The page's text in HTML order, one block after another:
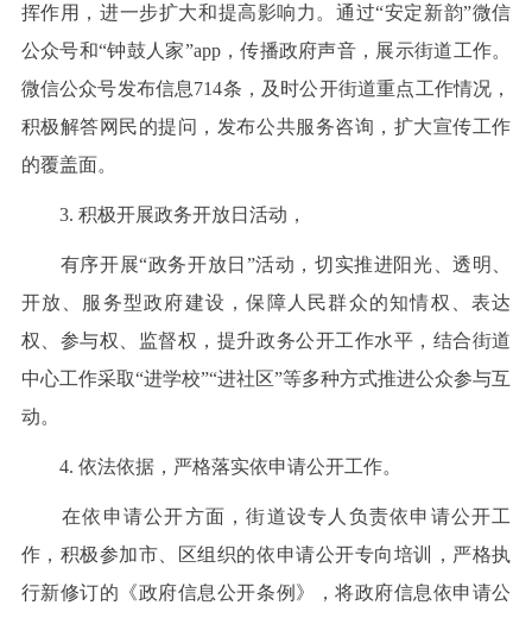
挥作用，进一步扩大和提高影响力。通过“安定新韵”微信
公众号和“钟鼓人家”app，传播政府声音，展示街道工作。
微信公众号发布信息714条，及时公开街道重点工作情况，
积极解答网民的提问，发布公共服务咨询，扩大宣传工作
的覆盖面。
3. 积极开展政务开放日活动，
有序开展“政务开放日”活动，切实推进阳光、透明、
开放、服务型政府建设，保障人民群众的知情权、表达
权、参与权、监督权，提升政务公开工作水平，结合街道
中心工作采取“进学校”“进社区”等多种方式推进公众参与互
动。
4. 依法依据，严格落实依申请公开工作。
在依申请公开方面，街道设专人负责依申请公开工
作，积极参加市、区组织的依申请公开专向培训，严格执
行新修订的《政府信息公开条例》，将政府信息依申请公